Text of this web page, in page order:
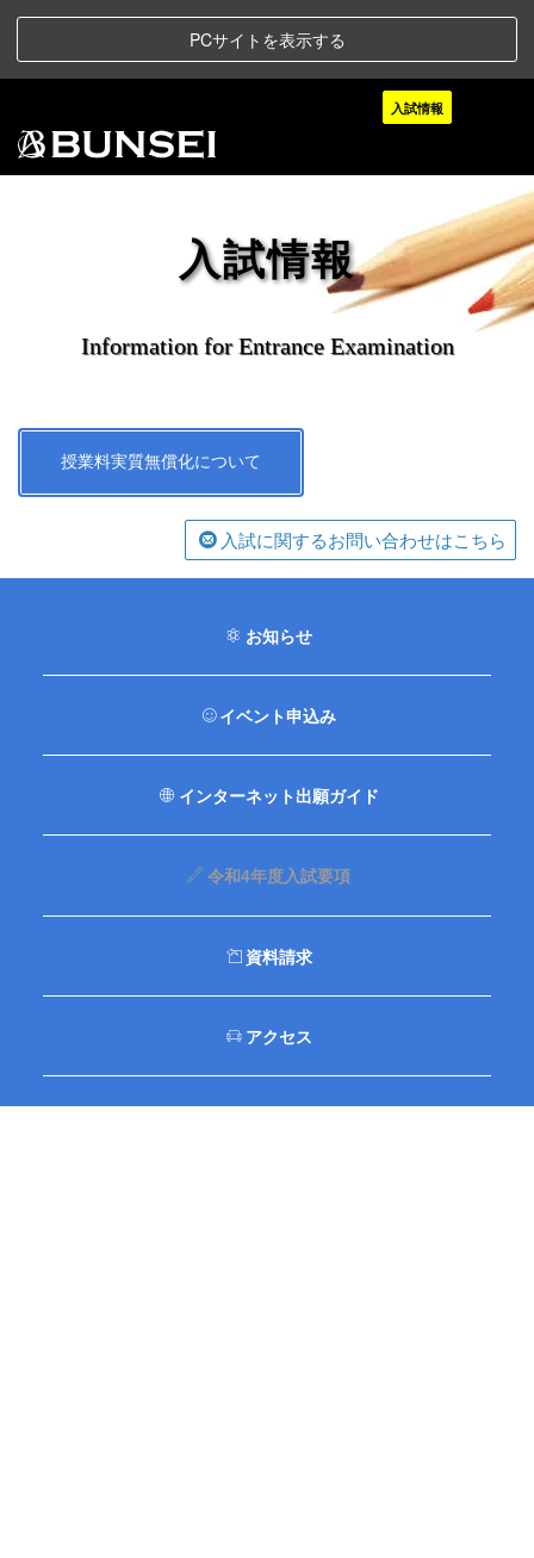
PCサイトを表示する
入試情報
入試情報
Information for Entrance Examination
授業料実質無償化について
入試に関するお問い合わせはこちら
お知らせ
イベント申込み
インターネット出願ガイド
令和4年度入試要項
資料請求
アクセス